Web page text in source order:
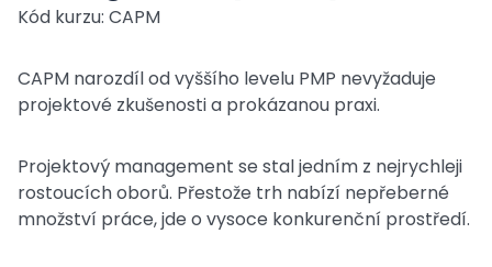
Kód kurzu: CAPM
CAPM narozdíl od vyššího levelu PMP nevyžaduje
projektové zkušenosti a prokázanou praxi.
Projektový management se stal jedním z nejrychleji
rostoucích oborů. Přestože trh nabízí nepřeberné
množství práce, jde o vysoce konkurenční prostředí.